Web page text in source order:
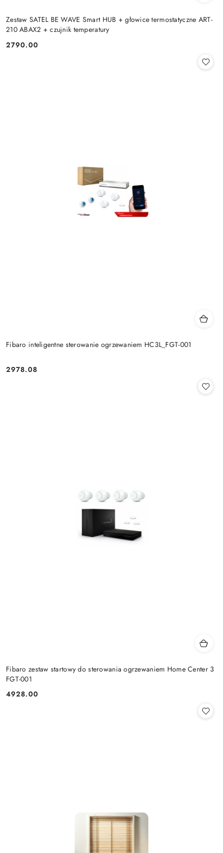
Zestaw SATEL BE WAVE Smart HUB + głowice termostatyczne ART-
210 ABAX2 + czujnik temperatury
Cena:
2790.00
Fibaro inteligentne sterowanie ogrzewaniem HC3L_FGT-001
Cena:
2978.08
Fibaro zestaw startowy do sterowania ogrzewaniem Home Center 3
FGT-001
Cena:
4928.00